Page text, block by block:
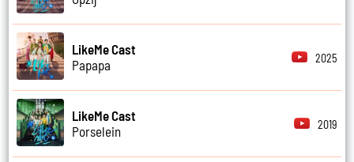
LikeMe Cast
Papapa
2025
LikeMe Cast
Porselein
2019